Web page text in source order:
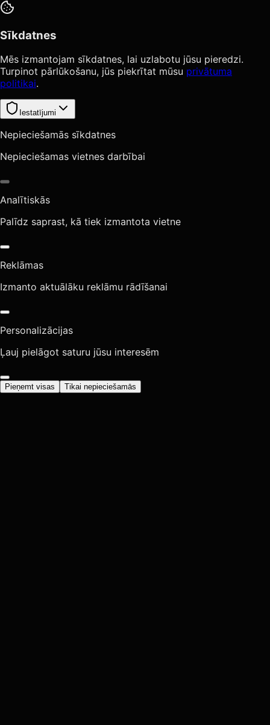
Sīkdatnes
Mēs izmantojam sīkdatnes, lai uzlabotu jūsu pieredzi.
Turpinot pārlūkošanu, jūs piekrītat mūsu privātuma
politikai.
Iestatījumi
Nepieciešamās sīkdatnes
Nepieciešamas vietnes darbībai
Analītiskās
Palīdz saprast, kā tiek izmantota vietne
Reklāmas
Izmanto aktuālāku reklāmu rādīšanai
Personalizācijas
Ļauj pielāgot saturu jūsu interesēm
Pieņemt visas Tikai nepieciešamās